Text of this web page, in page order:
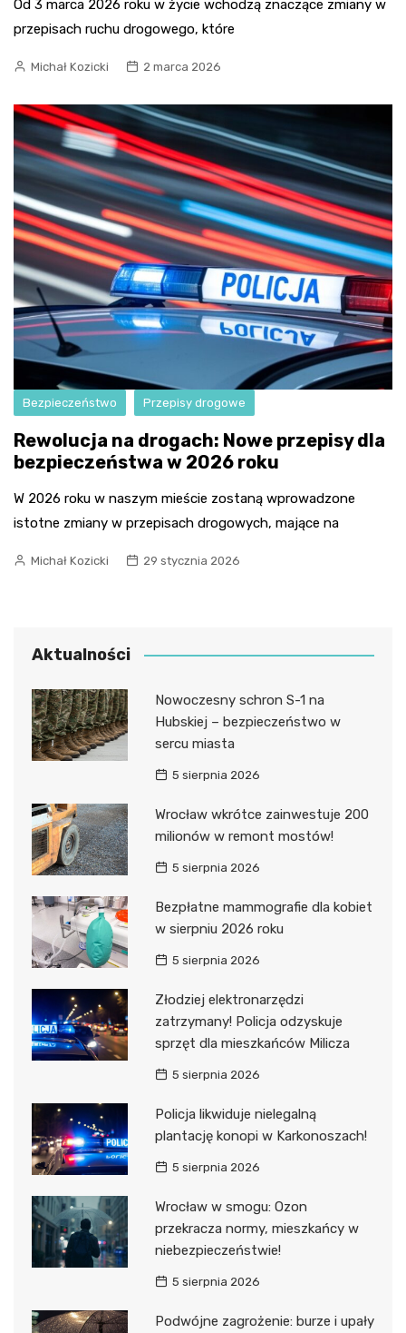
Od 3 marca 2026 roku w życie wchodzą znaczące zmiany w
przepisach ruchu drogowego, które
Michał Kozicki 2 marca 2026
Bezpieczeństwo Przepisy drogowe
Rewolucja na drogach: Nowe przepisy dla
bezpieczeństwa w 2026 roku
W 2026 roku w naszym mieście zostaną wprowadzone
istotne zmiany w przepisach drogowych, mające na
Michał Kozicki 29 stycznia 2026
Aktualności
Nowoczesny schron S-1 na
Hubskiej – bezpieczeństwo w
sercu miasta
5 sierpnia 2026
Wrocław wkrótce zainwestuje 200
milionów w remont mostów!
5 sierpnia 2026
Bezpłatne mammografie dla kobiet
w sierpniu 2026 roku
5 sierpnia 2026
Złodziej elektronarzędzi
zatrzymany! Policja odzyskuje
sprzęt dla mieszkańców Milicza
5 sierpnia 2026
Policja likwiduje nielegalną
plantację konopi w Karkonoszach!
5 sierpnia 2026
Wrocław w smogu: Ozon
przekracza normy, mieszkańcy w
niebezpieczeństwie!
5 sierpnia 2026
Podwójne zagrożenie: burze i upały